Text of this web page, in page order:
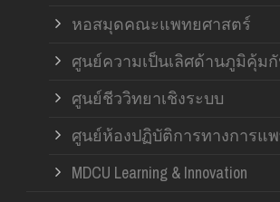
หอสมุดคณะแพทยศาสตร์
ศูนย์ความเป็นเลิศด้านภูมิคุ้ม
ศูนย์ชีววิทยาเชิงระบบ
ศูนย์ห้องปฏิบัติการทางการแ
MDCU Learning & Innovation